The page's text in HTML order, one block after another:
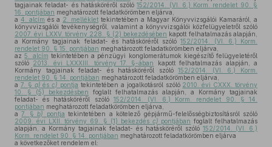
tagjainak feladat- és hatásköréről szóló152/2014. (VI. 6.) Korm. rendelet 90. §
16. pontjában meghatározott feladatkörömben eljárva,
a 4. alcím és a 2. melléklet tekintetében a Magyar Könyvvizsgálói Kamaráról, a
könyvvizsgálói tevékenységről, valamint a könyvvizsgálói közfelügyeletről szóló
2007. évi LXXV. törvény 228. § (2) bekezdésében kapott felhatalmazás alapján,
a Kormány tagjainak feladat- és hatásköréről szóló152/2014. (VI. 6.) Korm.
rendelet 90. § 15. pontjában meghatározott feladatkörömben eljárva,
az5. alcím tekintetében a pénzügyi konglomerátumok kiegészítő felügyeletéről
szóló 2013. évi LXXXIII. törvény 17. §-ában
kapott felhatalmazás alapján, a
Kormány tagjainak feladat- és hatásköréről szóló152/2014. (VI. 6.) Korm.
rendelet 90. § 14. pontjában meghatározott feladatkörömben eljárva,
a 7. § a) ésc) pontja tekintetében a jogalkotásról szóló 2010. évi CXXX. törvény
10. § (5) bekezdésben foglalt felhatalmazás alapján, a Kormány tagjainak
feladat- és hatásköréről szóló 152/2014. (VI. 6.) Korm. rendelet 90. § 14.
pontjában meghatározott feladatkörömben eljárva,
a7. §b) pontja tekintetében a kötelező gépjármű-felelősségbiztosításról szóló
2009. évi LXII. törvény 69. § (1) bekezdés c) pontjában foglalt felhatalmazás
alapján, a Kormány tagjainak feladat- és hatásköréről szóló 152/2014. (VI. 6.)
Korm. rendelet 90. § 14. pontjában meghatározott feladatkörömben eljárva
a következőket rendelem el: